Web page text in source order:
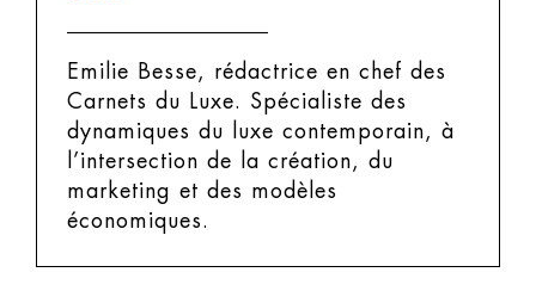
Emilie Besse, rédactrice en chef des
Carnets du Luxe.
Spécialiste des
dynamiques du luxe contemporain, à
l’intersection de la création, du
marketing et des modèles
économiques.